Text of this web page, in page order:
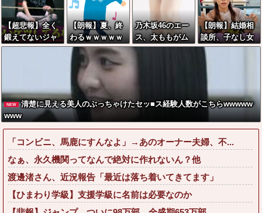
りな！」ワイ
「金額おかしく
ね？」←お前ら
もそう思うよ
言えば『コレ』
w w w w w w w
w w w
【超悲報】全く
鍛えてないジャ
パニーズJKのケ
【朗報】夏、終
わるｗｗｗｗｗ
ｗ
乃木坂46のエー
ス、太ももがム
ッチムチすぎて
【朗報】結婚相
談所、子なし女
は『怪物』と結
論づけてしまう
wwwwww
NEW
清楚に見える美人のぶっちゃけたセッ■ス経験人数がこちらwwwww
www
「コンビニ、馬鹿にすんなよ」→あのオーナー夫婦、不...
なぁ、永久機関ってなんで絶対に作れないん？他
渡邊渚さん、近況報告「最近は落ち着いてきてます」
【ひまわり学級】支援学級に名前は必要なのか